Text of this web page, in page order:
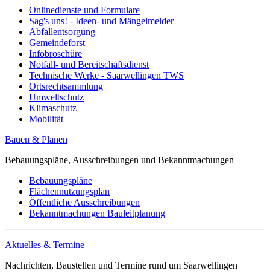
Onlinedienste und Formulare
Sag's uns! - Ideen- und Mängelmelder
Abfallentsorgung
Gemeindeforst
Infobroschüre
Notfall- und Bereitschaftsdienst
Technische Werke - Saarwellingen TWS
Ortsrechtsammlung
Umweltschutz
Klimaschutz
Mobilität
Bauen & Planen
Bebauungspläne, Ausschreibungen und Bekanntmachungen
Bebauungspläne
Flächennutzungsplan
Öffentliche Ausschreibungen
Bekanntmachungen Bauleitplanung
Aktuelles & Termine
Nachrichten, Baustellen und Termine rund um Saarwellingen